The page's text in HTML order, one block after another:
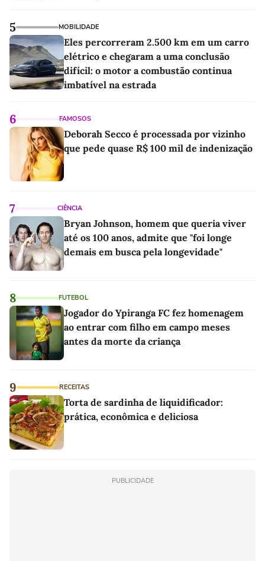
5 MOBILIDADE
Eles percorreram 2.500 km em um carro
elétrico e chegaram a uma conclusão
difícil: o motor a combustão continua
imbatível na estrada
6 FAMOSOS
Deborah Secco é processada por vizinho
que pede quase R$ 100 mil de indenização
7 CIÊNCIA
Bryan Johnson, homem que queria viver
até os 100 anos, admite que "foi longe
demais em busca pela longevidade"
8 FUTEBOL
Jogador do Ypiranga FC fez homenagem
ao entrar com filho em campo meses
antes da morte da criança
9 RECEITAS
Torta de sardinha de liquidificador:
prática, econômica e deliciosa
PUBLICIDADE